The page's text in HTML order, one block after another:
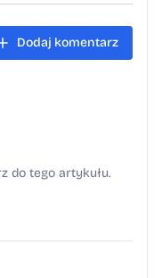
Dodaj komentarz
do tego artykułu.